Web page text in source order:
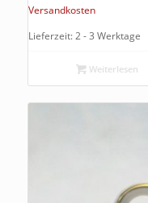
Versandkosten
Lieferzeit: 2 - 3 Werktage
Weiterlesen